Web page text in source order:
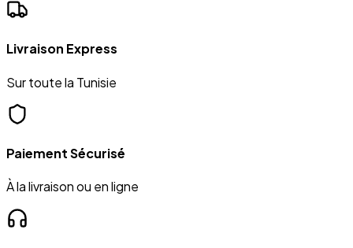
Livraison Express
Sur toute la Tunisie
Paiement Sécurisé
À la livraison ou en ligne